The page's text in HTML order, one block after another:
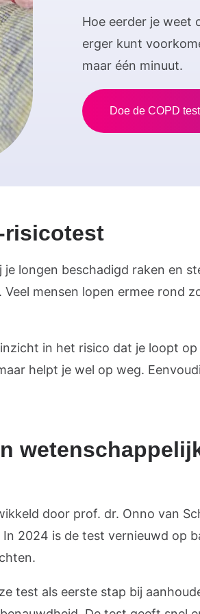
Hoe eerder je weet
erger kunt
maar één minuut.
Doe de COPD test
risicotest
je longen beschadigd raken en
mensen lopen ermee rond
in het risico dat je loopt op
helpt je wel op weg.
door prof. dr. Onno van
2024 is de test vernieuwd op
test als eerste stap bij